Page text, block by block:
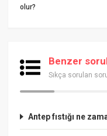
olur?
Benzer
Sıkça sorulan
Antep fıstığı ne